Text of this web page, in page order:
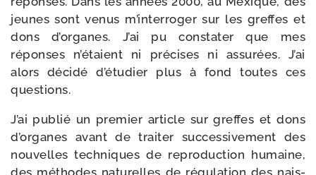
jeunes sont venus m’interroger sur les greffes et
dons d’organes. J’ai pu consta­ter que mes
réponses n’étaient ni pré­cises ni assu­rées. J’ai
alors déci­dé d’étudier plus à fond toutes ces
questions.
J’ai publié un pre­mier article sur greffes et dons
d’organes avant de trai­ter suc­ces­si­ve­ment des
nou­velles tech­niques de repro­duc­tion humaine,
des méthodes natu­relles de régu­la­tion des nais­